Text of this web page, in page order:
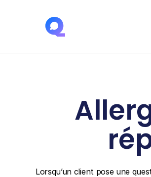
Lorsqu’un client pose une